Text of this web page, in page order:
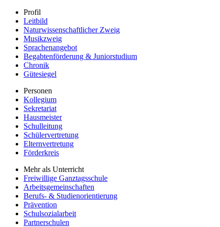
Profil
Leitbild
Naturwissenschaftlicher Zweig
Musikzweig
Sprachenangebot
Begabtenförderung & Juniorstudium
Chronik
Gütesiegel
Personen
Kollegium
Sekretariat
Hausmeister
Schulleitung
Schülervertretung
Elternvertretung
Förderkreis
Mehr als Unterricht
Freiwillige Ganztagsschule
Arbeitsgemeinschaften
Berufs- & Studienorientierung
Prävention
Schulsozialarbeit
Partnerschulen